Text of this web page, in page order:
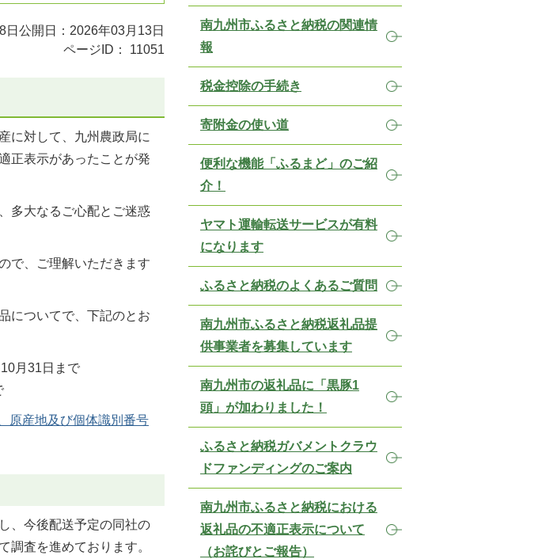
日 公開日：2026年03月13日
ページID：
11051
に対して、九州農政局に
正表示があったことが発
多大なるご心配とご迷惑
で、ご理解いただきます
についてで、下記のとお
月31日まで
原産地及び個体識別番号
、今後配送予定の同社の
調査を進めております。
南九州市ふるさと納税の関連情
報
税金控除の手続き
寄附金の使い道
便利な機能「ふるまど」のご紹
介！
ヤマト運輸転送サービスが有料
になります
ふるさと納税のよくあるご質問
南九州市ふるさと納税返礼品提
供事業者を募集しています
南九州市の返礼品に「黒豚1
頭」が加わりました！
ふるさと納税ガバメントクラウ
ドファンディングのご案内
南九州市ふるさと納税における
返礼品の不適正表示について
（お詫びとご報告）